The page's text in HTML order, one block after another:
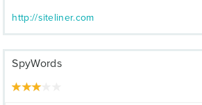
http://siteliner.com
SpyWords